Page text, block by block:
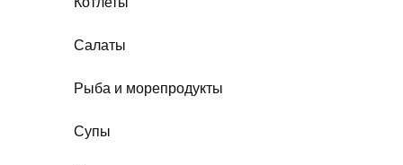
Салаты
Рыба и морепродукты
Супы